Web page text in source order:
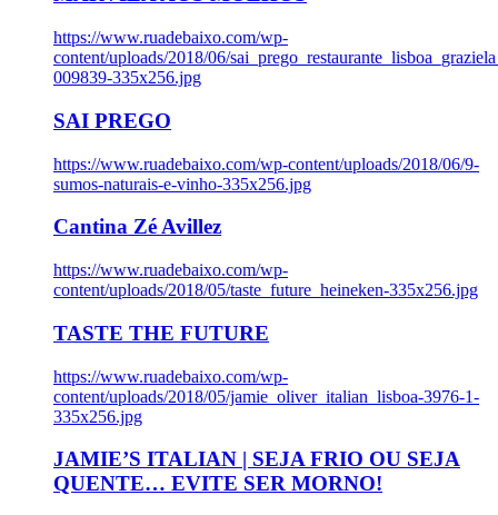
https://www.ruadebaixo.com/wp-
content/uploads/2018/06/
009839-335x256.jpg
SAI PREGO
https://www.ruadebaixo.com/wp-content/uploads/2018/06/9-
sumos-naturais-e-vinho-335x256.jpg
Cantina Zé Avillez
https://www.ruadebaixo.com/wp-
content/uploads/2018/05/taste_future_heineken-335x256.jpg
TASTE THE FUTURE
https://www.ruadebaixo.com/wp-
content/uploads/2018/05/jamie_oliver_italian_lisboa-3976-1-
335x256.jpg
JAMIE’S ITALIAN | SEJA FRIO OU SEJA
QUENTE… EVITE SER MORNO!